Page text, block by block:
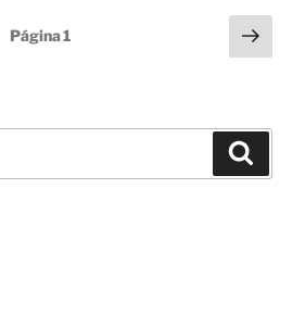
enPágina1